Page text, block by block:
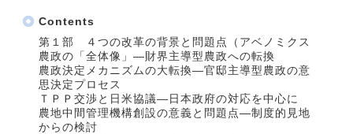
Contents
第１部 ４つの改革の背景と問題点（アベノミクス
農政の「全体像」―財界主導型農政への転換
農政決定メカニズムの大転換―官邸主導型農政の意
思決定プロセス
ＴＰＰ交渉と日米協議―日本政府の対応を中心に
農地中間管理機構創設の意義と問題点―制度的見地
からの検討